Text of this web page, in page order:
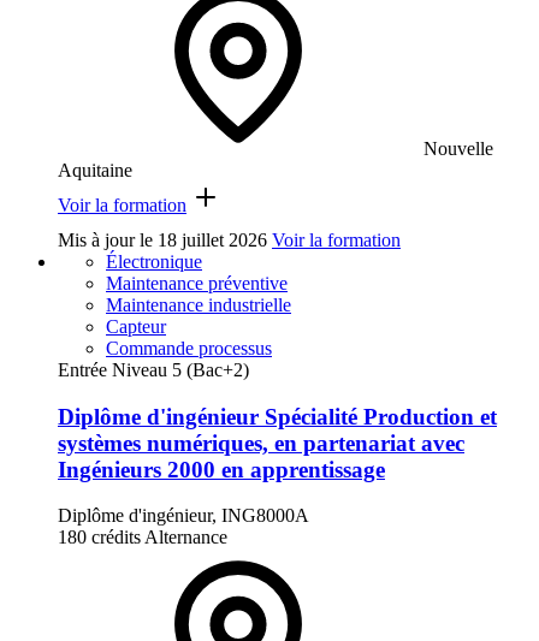
Nouvelle
Aquitaine
Voir la formation
Mis à jour le 18 juillet 2026 Voir la formation
Électronique
Maintenance préventive
Maintenance industrielle
Capteur
Commande processus
Entrée Niveau 5 (Bac+2)
Diplôme d'ingénieur Spécialité Production et
systèmes numériques, en partenariat avec
Ingénieurs 2000 en apprentissage
Diplôme d'ingénieur, ING8000A
180 crédits Alternance